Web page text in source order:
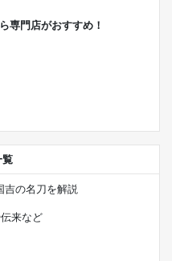
専門店がおすすめ！
覧
吉の名刀を解説
来など